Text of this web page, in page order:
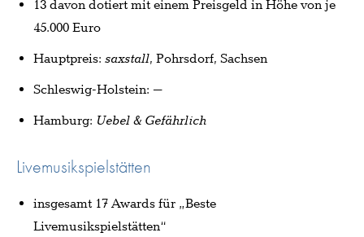
13 davon dotiert mit einem Preisgeld in Höhe von je
45.000 Euro
Hauptpreis: saxstall, Pohrsdorf, Sachsen
Schleswig-Holstein: –
Hamburg: Uebel & Gefährlich
Livemusikspielstätten
insgesamt 17 Awards für „Beste
Livemusikspielstätten“